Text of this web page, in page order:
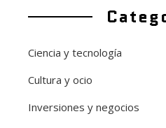
Ciencia y tecnología
Cultura y ocio
Inversiones y negocios